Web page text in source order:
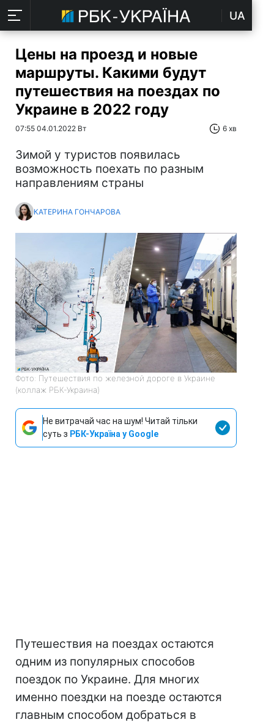
UA
Цены на проезд и новые
маршруты. Какими будут
путешествия на поездах по
Украине в 2022 году
07:55 04.01.2022 Вт 6 хв
Зимой у туристов появилась
возможность поехать по разным
направлениям страны
КАТЕРИНА ГОНЧАРОВА
Фото: Путешествия по железной дороге в Украине
(коллаж РБК-Украина)
Не витрачай час на шум! Читай тільки
суть з РБК-Україна у Google
Путешествия на поездах остаются
одним из популярных способов
поездок по Украине. Для многих
именно поездки на поезде остаются
главным способом добраться в